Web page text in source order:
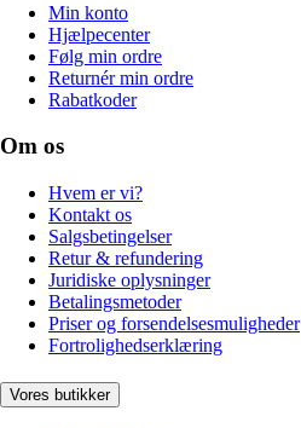
Min konto
Hjælpecenter
Følg min ordre
Returnér min ordre
Rabatkoder
Om os
Hvem er vi?
Kontakt os
Salgsbetingelser
Retur & refundering
Juridiske oplysninger
Betalingsmetoder
Priser og forsendelsesmuligheder
Fortrolighedserklæring
Vores butikker